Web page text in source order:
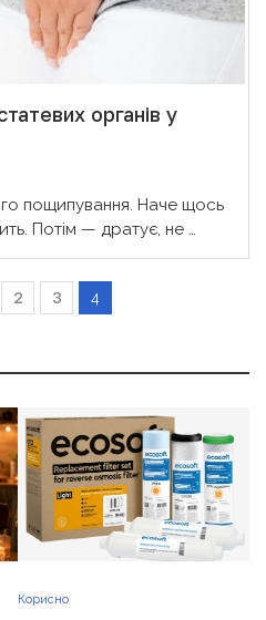
органів у
пощипування. Наче щось
Потім — дратує, не …
2 3 4
Корисно